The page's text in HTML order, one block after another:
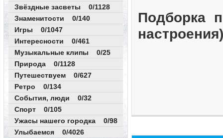
Звёздные засветы 0/1128
Знаменитости 0/140
Игры 0/1047
Интересности 0/461
Музыкальные клипы 0/25
Природа 0/1128
Путешествуем 0/627
Ретро 0/134
События, люди 0/32
Спорт 0/105
Ужасы нашего городка 0/98
Улыбаемся 0/4026
Подборка